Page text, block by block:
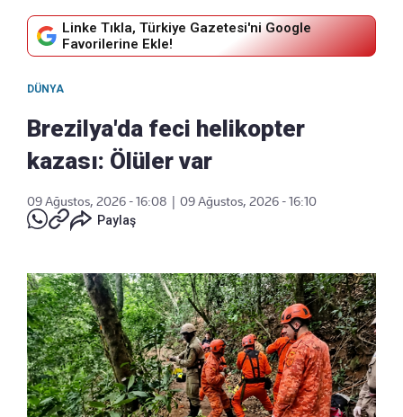
Linke Tıkla, Türkiye Gazetesi'ni Google
Favorilerine Ekle!
DÜNYA
Brezilya'da feci helikopter
kazası: Ölüler var
09 Ağustos, 2026 - 16:08
09 Ağustos, 2026 - 16:10
Paylaş